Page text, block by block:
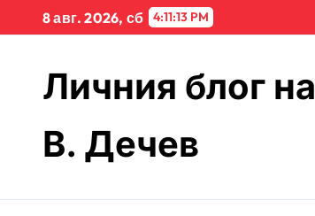
8 авг. 2026, сб 4:11:14 PM
Личния блог на
В. Дечев